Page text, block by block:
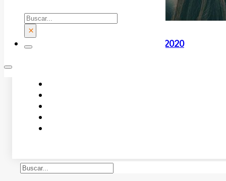
Buscar
×
DOCUMENTO COMPLETO . julio 2020
Buscar